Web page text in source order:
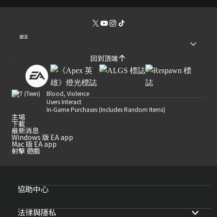
語言
回到頂端
Blood, Violence
Users Interact
In-Game Purchases (Includes Random Items)
主場
下載
最新消息
Windows 版 EA app
Mac 版 EA app
射擊 遊戲
協助中心
法律與隱私